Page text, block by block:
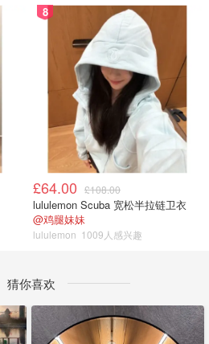
8
£64.00 £108.00
lululemon Scuba 宽松半拉链卫衣
@鸡腿妹妹
lululemon 1009人感兴趣
猜你喜欢